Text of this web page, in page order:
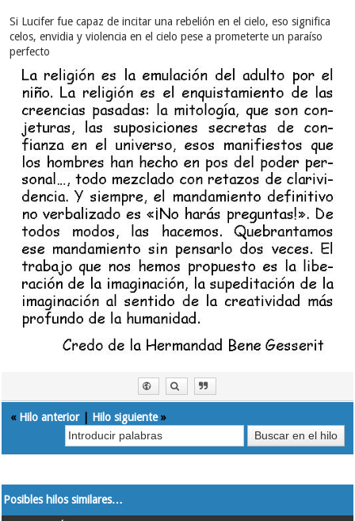
Si Lucifer fue capaz de incitar una rebelión en el cielo, eso significa
celos, envidia y violencia en el cielo pese a prometerte un paraíso
perfecto
« Hilo anterior| Hilo siguiente»
Posibles hilos similares…